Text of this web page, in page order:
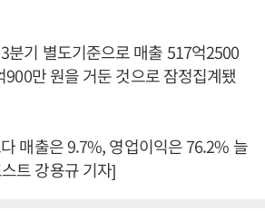
분기 별도기준으로 매출 517억2500
만 원을 거둔 것으로 잠정집계됐
매출은 9.7%, 영업이익은 76.2% 늘
트 강용규 기자]